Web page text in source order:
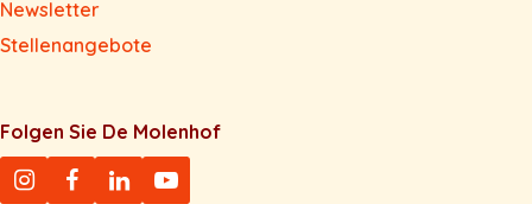
Newsletter
Stellenangebote
Folgen Sie De Molenhof